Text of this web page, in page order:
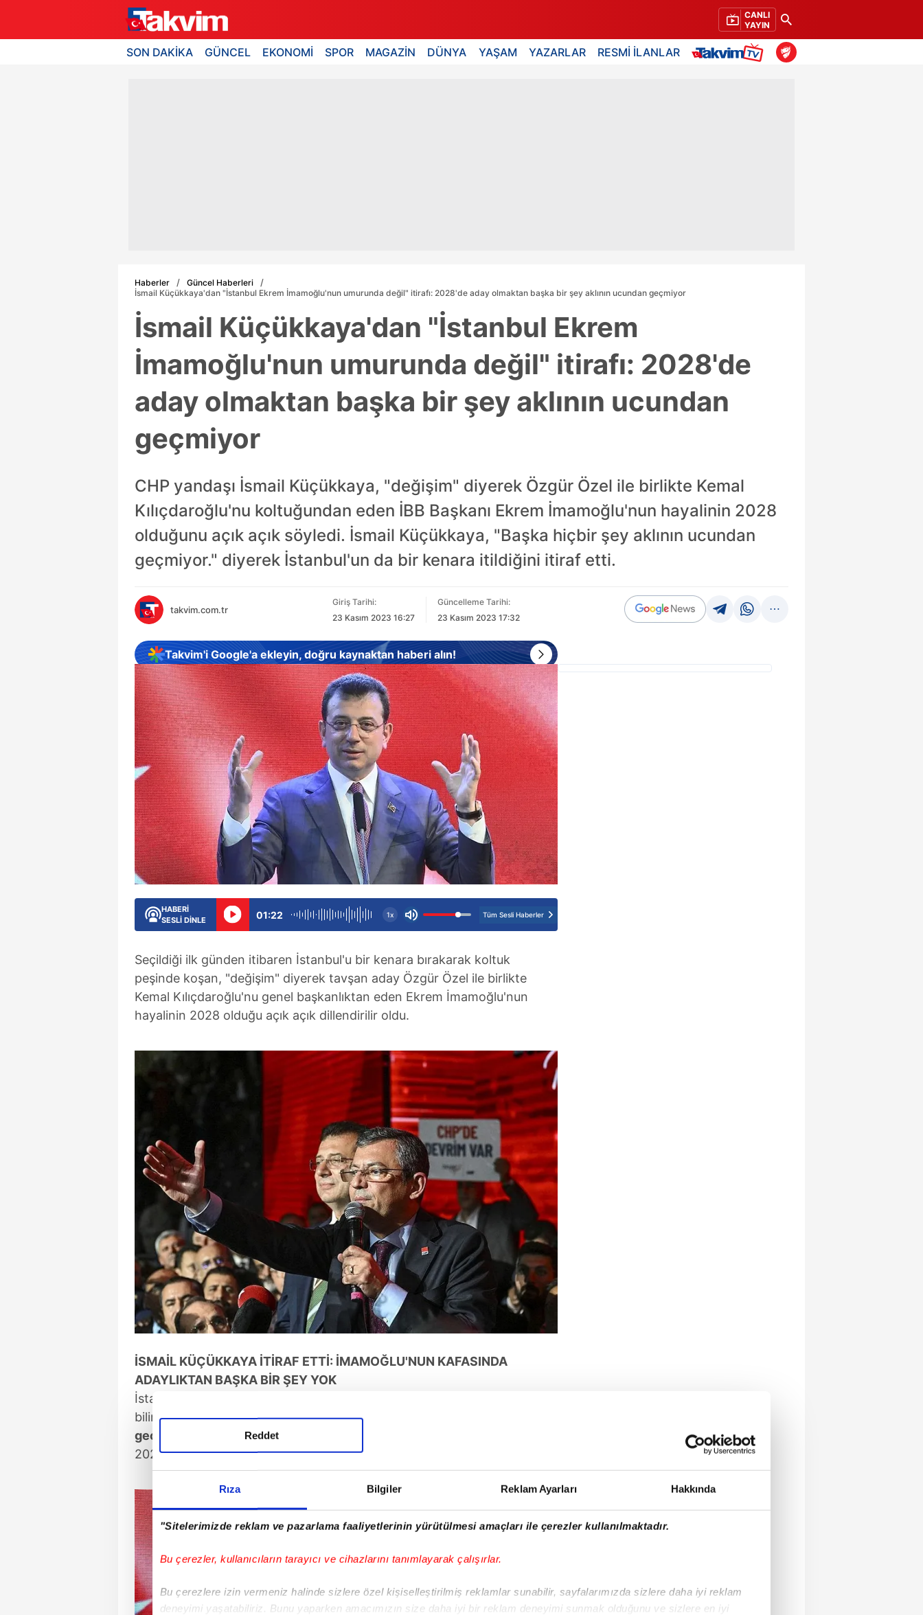
Rıza Bilgiler Reklam Ayarları Hakkında
"Sitelerimizde reklam ve pazarlama faaliyetlerinin yürütülmesi amaçları ile çerezler kullanılmaktadır.
Bu çerezler, kullanıcıların tarayıcı ve cihazlarını tanımlayarak çalışırlar.
Bu çerezlere izin vermeniz halinde sizlere özel kişiselleştirilmiş reklamlar sunabilir, sayfalarımızda sizlere daha iyi reklam
deneyimi yaşatabiliriz. Bunu yaparken amacımızın size daha iyi bir reklam deneyimi sunmak olduğunu ve sizlere en iyi
Reddet
CANLI
YAYIN
SON DAKİKA GÜNCEL EKONOMİ SPOR MAGAZİN DÜNYA YAŞAM YAZARLAR RESMİ İLANLAR
Haberler
Güncel Haberleri
İsmail Küçükkaya'dan "İstanbul Ekrem İmamoğlu'nun umurunda değil" itirafı: 2028'de aday olmaktan başka bir şey aklının ucundan geçmiyor
İsmail Küçükkaya'dan "İstanbul Ekrem
İmamoğlu'nun umurunda değil" itirafı: 2028'de
aday olmaktan başka bir şey aklının ucundan
geçmiyor
CHP yandaşı İsmail Küçükkaya, "değişim" diyerek Özgür Özel ile birlikte Kemal
Kılıçdaroğlu'nu koltuğundan eden İBB Başkanı Ekrem İmamoğlu'nun hayalinin 2028
olduğunu açık açık söyledi. İsmail Küçükkaya, "Başka hiçbir şey aklının ucundan
geçmiyor." diyerek İstanbul'un da bir kenara itildiğini itiraf etti.
takvim.com.tr
Giriş Tarihi:
23 Kasım 2023 16:27
Güncelleme Tarihi:
23 Kasım 2023 17:32
Takvim'i Google'a ekleyin, doğru kaynaktan haberi alın!
HABERİ
SESLİ DİNLE
01:22 1x Tüm Sesli Haberler
Seçildiği ilk günden itibaren İstanbul'u bir kenara bırakarak koltuk
peşinde koşan, "değişim" diyerek tavşan aday Özgür Özel ile birlikte
Kemal Kılıçdaroğlu'nu genel başkanlıktan eden Ekrem İmamoğlu'nun
hayalinin 2028 olduğu açık açık dillendirilir oldu.
İSMAİL KÜÇÜKKAYA İTİRAF ETTİ: İMAMOĞLU'NUN KAFASINDA
ADAYLIKTAN BAŞKA BİR ŞEY YOK
İstanbul Büyükşehir Belediye Başkanı Ekrem İmamoğlu'na yakınlığıyla
bilinenCHPyandaşı İsmail Küçükkaya,"Başka hiçbir şey aklının ucundan
geçmiyor."
diyerek Ekrem İmamoğlu'nun İstanbul'u umursamadığını ve
2028 hayalleri peşinde koşulduğunu itiraf etti.